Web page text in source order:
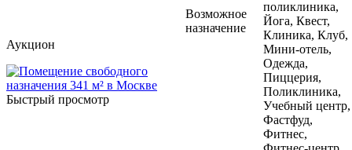
Аукцион
Быстрый просмотр
Возможное
назначение
поликлиника,
Йога, Квест,
Клиника, Клуб,
Мини-отель,
Одежда,
Пиццерия,
Поликлиника,
Учебный центр,
Фастфуд,
Фитнес,